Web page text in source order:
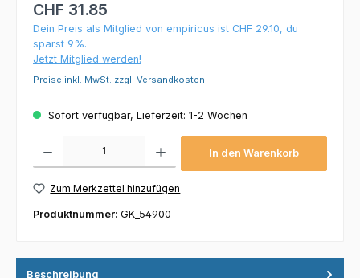
CHF 31.85
Dein Preis als Mitglied von empiricus ist CHF 29.10, du
sparst 9%.
Jetzt Mitglied werden!
Preise inkl. MwSt. zzgl. Versandkosten
Sofort verfügbar, Lieferzeit: 1-2 Wochen
In den Warenkorb
Zum Merkzettel hinzufügen
Produktnummer: GK_54900
Beschreibung